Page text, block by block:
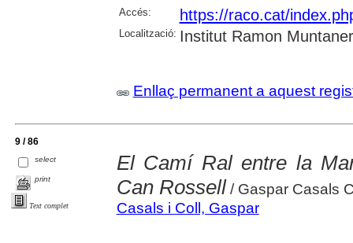
Accés: https://raco.cat/
Localització: Institut Ramon
Enllaç permanent a aquest
9 / 86
select
print
Text complet
El Camí Ral entre la
Can Rossell/ Gaspar Casals
Casals i Coll, Gaspar